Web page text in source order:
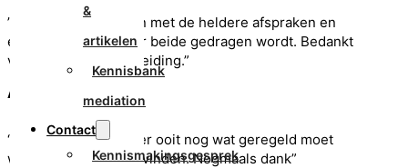
&
artikelen
Kennisbank
mediation
Contact
Kennismakingsgesprek
”We zijn erg tevreden met de heldere afspraken en
een regeling die door beide gedragen wordt. Bedankt
voor de goede begeleiding.”
Anna de Vries
“Super bedankt. Als er ooit nog wat geregeld moet
worden weet ik je te vinden. Nogmaals dank”